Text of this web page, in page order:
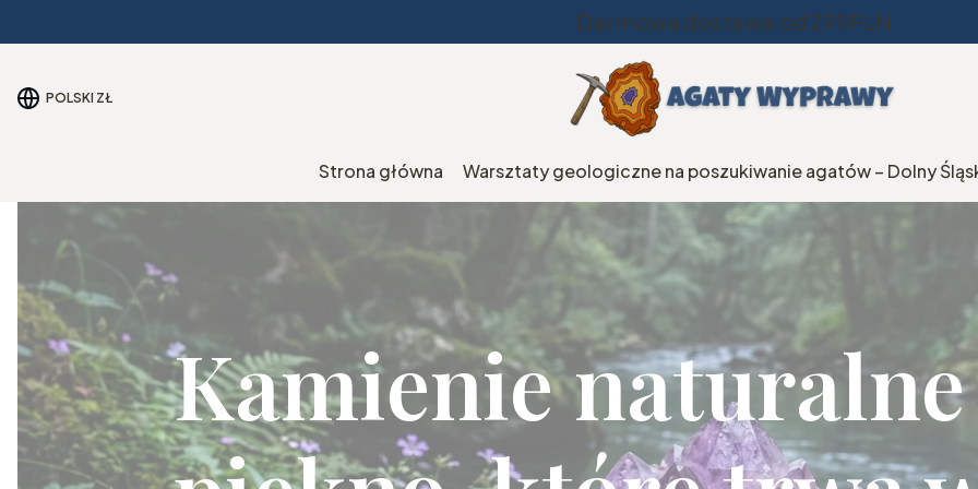
Darmowa dostawa od 299PLN
POLSKI ZŁ
Strona główna Warsztaty geologiczne na poszukiwanie agatów – Dolny
Kamienie